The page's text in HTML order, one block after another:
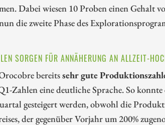
Dabei wiesen 10 Proben einen Gehalt
die zweite Phase des
SORGEN FÜR ANNÄHERUNG AN ALLZEIT-
bereitssehr gute
Zahlen eine deutliche Sprache. So
gesteigert werden, obwohl die
der gegenüber Vorjahr um 200%